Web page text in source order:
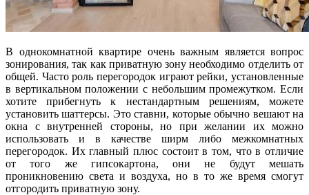
В однокомнатной квартире очень важным является вопрос
зонирования, так как приватную зону необходимо отделить от
общей. Часто роль перегородок играют рейки, установленные
в вертикальном положении с небольшим промежутком. Если
хотите прибегнуть к нестандартным решениям, можете
установить шаттерсы. Это ставни, которые обычно вешают на
окна с внутренней стороны, но при желании их можно
использовать и в качестве ширм либо межкомнатных
перегородок. Их главный плюс состоит в том, что в отличие
от того же гипсокартона, они не будут мешать
проникновению света и воздуха, но в то же время смогут
отгородить приватную зону.